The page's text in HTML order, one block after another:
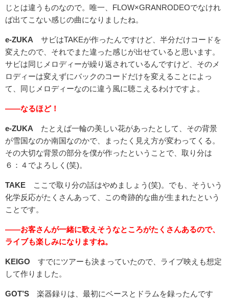
じとは違うものなので。唯一、FLOW×GRANRODEOでなけれ
ば出てこない感じの曲になりましたね。
e-ZUKA サビはTAKEが作ったんですけど、半分だけコードを
変えたので、それでまた違った感じが出せていると思います。
サビは同じメロディーが繰り返されているんですけど、そのメ
ロディーは変えずにバックのコードだけを変えることによっ
て、同じメロディーなのに違う風に聴こえるわけですよ。
――なるほど！
e-ZUKA たとえば一輪の美しい花があったとして、その背景
が雪国なのか南国なのかで、まったく見え方が変わってくる。
その大切な背景の部分を僕が作ったということで、取り分は
６：４でよろしく(笑)。
TAKE ここで取り分の話はやめましょう(笑)。でも、そういう
化学反応がたくさんあって、この奇跡的な曲が生まれたという
ことです。
――お客さんが一緒に歌えそうなところがたくさんあるので、
ライブも楽しみになりますね。
KEIGO すでにツアーも決まっていたので、ライブ映えも想定
して作りました。
GOT’S 楽器録りは、最初にベースとドラムを録ったんです